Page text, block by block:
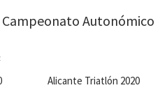
Autonómico
Alicante Triatlón 2020